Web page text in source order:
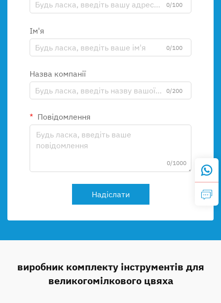
0/100
Ім'я
0/100
Назва компанії
0/200
Повідомлення
0/1000
Надіслати
виробник комплекту інструментів для
великогомілкового цвяха